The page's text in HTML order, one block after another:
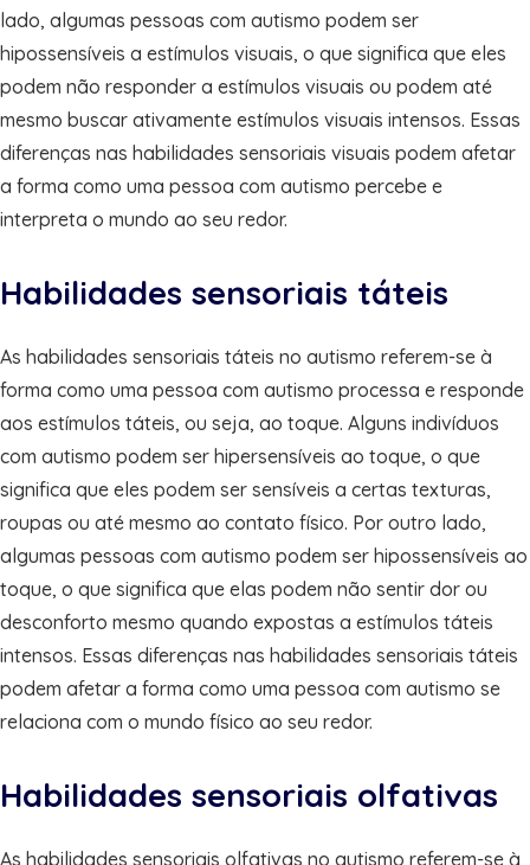
lado, algumas pessoas com autismo podem ser
hipossensíveis a estímulos visuais, o que significa que eles
podem não responder a estímulos visuais ou podem até
mesmo buscar ativamente estímulos visuais intensos. Essas
diferenças nas habilidades sensoriais visuais podem afetar
a forma como uma pessoa com autismo percebe e
interpreta o mundo ao seu redor.
Habilidades sensoriais táteis
As habilidades sensoriais táteis no autismo referem-se à
forma como uma pessoa com autismo processa e responde
aos estímulos táteis, ou seja, ao toque. Alguns indivíduos
com autismo podem ser hipersensíveis ao toque, o que
significa que eles podem ser sensíveis a certas texturas,
roupas ou até mesmo ao contato físico. Por outro lado,
algumas pessoas com autismo podem ser hipossensíveis ao
toque, o que significa que elas podem não sentir dor ou
desconforto mesmo quando expostas a estímulos táteis
intensos. Essas diferenças nas habilidades sensoriais táteis
podem afetar a forma como uma pessoa com autismo se
relaciona com o mundo físico ao seu redor.
Habilidades sensoriais olfativas
As habilidades sensoriais olfativas no autismo referem-se à